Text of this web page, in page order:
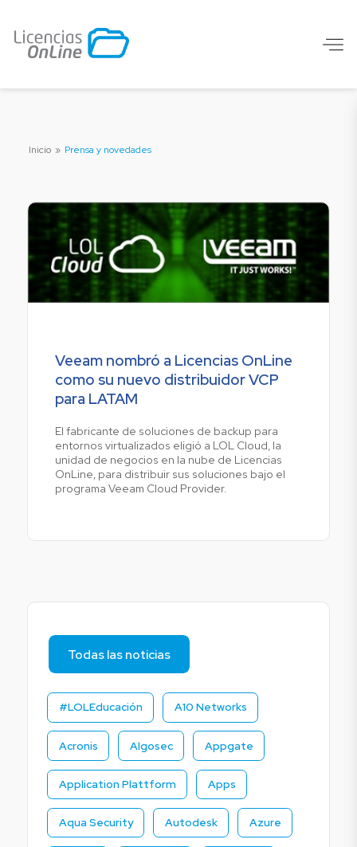
Inicio » Prensa y novedades
Todas las noticias
#LOLEducación A10 Networks
Acronis Algosec Appgate
Application Plattform Apps
Aqua Security Autodesk Azure
Veeam nombró a Licencias OnLine
como su nuevo distribuidor VCP
para LATAM
El fabricante de soluciones de backup para
entornos virtualizados eligió a LOL Cloud, la
unidad de negocios en la nube de Licencias
OnLine, para distribuir sus soluciones bajo el
programa Veeam Cloud Provider.